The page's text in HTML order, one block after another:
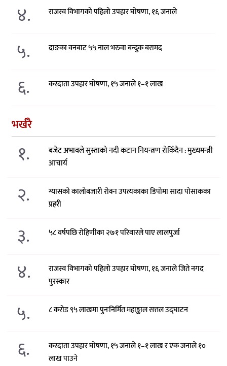
४. राजस्व विभागको पहिलो उपहार घोषणा, १६ जनाले
५. दाङका वनबाट ५५ नाल भरुवा बन्दुक बरामद
६. करदाता उपहार घोषणा, १५ जनाले १–१ लाख
भर्खरै
१.
बजेट अभावले सुस्ताको नदी कटान नियन्त्रण रोकिँदैन : मुख्यमन्त्री
आचार्य
२.
ग्यासको कालोबजारी रोक्न उपत्यकाका डिपोमा सादा पोसाकका
प्रहरी
३. ५८ वर्षपछि रोहिणीका २७१ परिवारले पाए लालपुर्जा
४.
राजस्व विभागको पहिलो उपहार घोषणा, १६ जनाले जिते नगद
पुरस्कार
५. ८ करोड ९५ लाखमा पुनःनिर्मित महाङ्काल सत्तल उद्घाटन
६.
करदाता उपहार घोषणा, १५ जनाले १–१ लाख र एक जनाले १०
लाख पाउने